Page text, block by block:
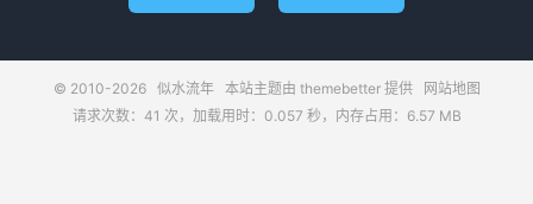
© 2010-2026 似水流年本站主题由 themebetter提供
网站地图
请求次数：41 次，加载用时：0.057 秒，内存占用：6.57 MB